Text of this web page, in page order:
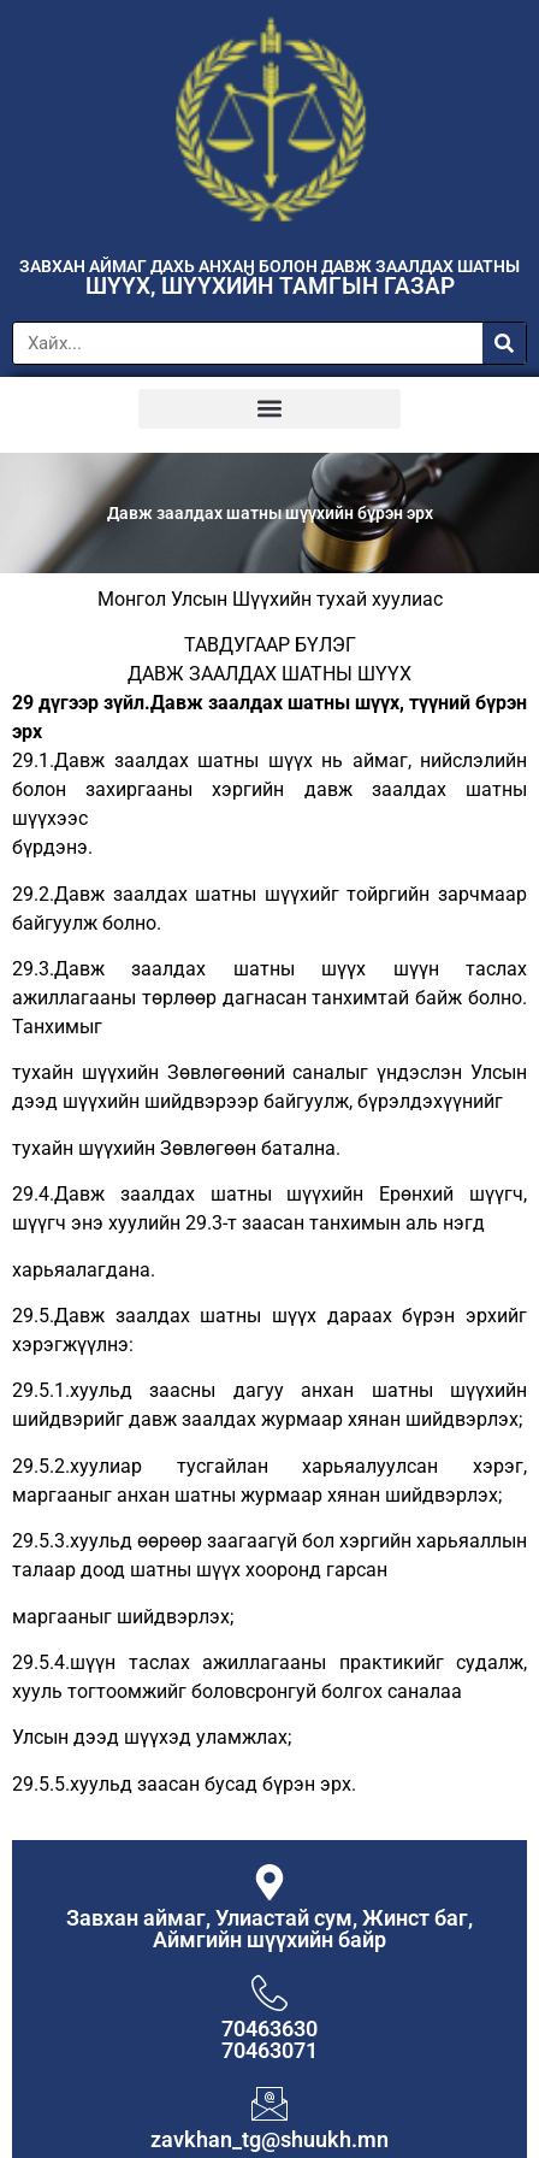
ЗАВХАН АЙМАГ ДАХЬ АНХАН БОЛОН ДАВЖ ЗААЛДАХ ШАТНЫ
ШҮҮХ, ШҮҮХИЙН ТАМГЫН ГАЗАР
Давж заалдах шатны шүүхийн бүрэн эрх
Монгол Улсын Шүүхийн тухай хуулиас
ТАВДУГААР БҮЛЭГ
ДАВЖ ЗААЛДАХ ШАТНЫ ШҮҮХ
29 дүгээр зүйл.Давж заалдах шатны шүүх, түүний бүрэн
эрх
29.1.Давж заалдах шатны шүүх нь аймаг, нийслэлийн
болон захиргааны хэргийн давж заалдах шатны
шүүхээс
бүрдэнэ.
29.2.Давж заалдах шатны шүүхийг тойргийн зарчмаар
байгуулж болно.
29.3.Давж заалдах шатны шүүх шүүн таслах
ажиллагааны төрлөөр дагнасан танхимтай байж болно.
Танхимыг
тухайн шүүхийн Зөвлөгөөний саналыг үндэслэн Улсын
дээд шүүхийн шийдвэрээр байгуулж, бүрэлдэхүүнийг
тухайн шүүхийн Зөвлөгөөн батална.
29.4.Давж заалдах шатны шүүхийн Ерөнхий шүүгч,
шүүгч энэ хуулийн 29.3-т заасан танхимын аль нэгд
харьяалагдана.
29.5.Давж заалдах шатны шүүх дараах бүрэн эрхийг
хэрэгжүүлнэ:
29.5.1.хуульд заасны дагуу анхан шатны шүүхийн
шийдвэрийг давж заалдах журмаар хянан шийдвэрлэх;
29.5.2.хуулиар тусгайлан харьяалуулсан хэрэг,
маргааныг анхан шатны журмаар хянан шийдвэрлэх;
29.5.3.хуульд өөрөөр заагаагүй бол хэргийн харьяаллын
талаар доод шатны шүүх хооронд гарсан
маргааныг шийдвэрлэх;
29.5.4.шүүн таслах ажиллагааны практикийг судалж,
хууль тогтоомжийг боловсронгуй болгох саналаа
Улсын дээд шүүхэд уламжлах;
29.5.5.хуульд заасан бусад бүрэн эрх.
Завхан аймаг, Улиастай сум, Жинст баг,
Аймгийн шүүхийн байр
70463630
70463071
zavkhan_tg@shuukh.mn